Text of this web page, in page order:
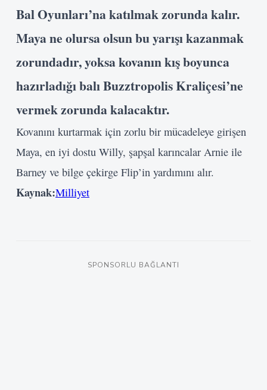
Bal Oyunları’na katılmak zorunda kalır.
Maya ne olursa olsun bu yarışı kazanmak
zorundadır, yoksa kovanın kış boyunca
hazırladığı balı Buzztropolis Kraliçesi’ne
vermek zorunda kalacaktır.
Kovanını kurtarmak için zorlu bir mücadeleye girişen
Maya, en iyi dostu Willy, şapşal karıncalar Arnie ile
Barney ve bilge çekirge Flip’in yardımını alır.
Kaynak:Milliyet
SPONSORLU BAĞLANTI